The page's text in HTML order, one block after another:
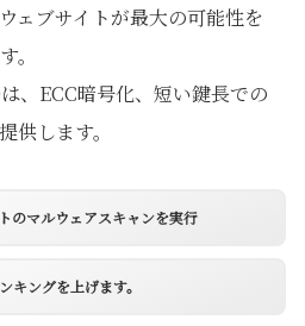
ェブサイトが最大の可能性を
。
、ECC暗号化、短い鍵長での
供します。
のマルウェアスキャンを実行
キングを上げます。